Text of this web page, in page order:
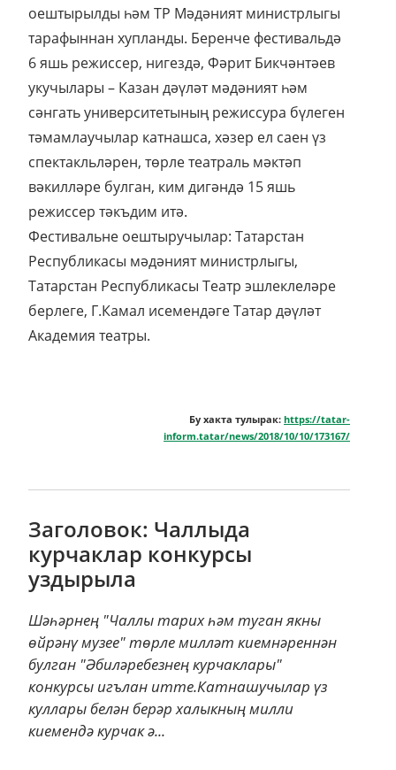
оештырылды һәм ТР Мәдәният министрлыгы
тарафыннан хупланды. Беренче фестивальдә
6 яшь режиссер, нигездә, Фәрит Бикчәнтәев
укучылары – Казан дәүләт мәдәният һәм
сәнгать университетының режиссура бүлеген
тәмамлаучылар катнашса, хәзер ел саен үз
спектакльләрен, төрле театраль мәктәп
вәкилләре булган, ким дигәндә 15 яшь
режиссер тәкъдим итә.
Фестивальне оештыручылар: Татарстан
Республикасы мәдәният министрлыгы,
Татарстан Республикасы Театр эшлеклеләре
берлеге, Г.Камал исемендәге Татар дәүләт
Академия театры.
Бу хакта тулырак: https://tatar-
inform.tatar/news/2018/10/10/173167/
Заголовок: Чаллыда
курчаклар конкурсы
уздырыла
Шәһәрнең "Чаллы тарих һәм туган якны
өйрәнү музее" төрле милләт киемнәреннән
булган "Әбиләребезнең курчаклары"
конкурсы игълан итте.Катнашучылар үз
куллары белән берәр халыкның милли
киемендә курчак ә...